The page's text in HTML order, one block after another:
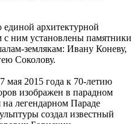
единой архитектурной
ним установлены памятники
землякам: Ивану Коневу,
Соколову.
мая 2015 года к 70-летию
изображен в парадном
легендарном Параде
создал известный